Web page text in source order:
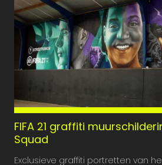
FIFA 21 graffiti
Squad
Exclusieve graffiti portretten van